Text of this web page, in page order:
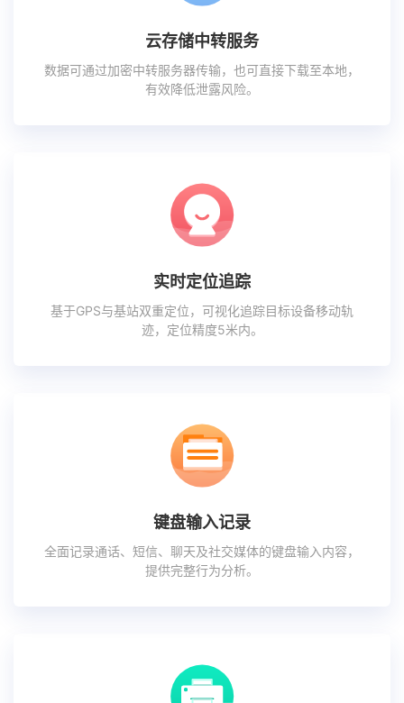
云存储中转服务
数据可通过加密中转服务器传输，也可直接下载至本地，
有效降低泄露风险。
实时定位追踪
基于GPS与基站双重定位，可视化追踪目标设备移动轨
迹，定位精度5米内。
键盘输入记录
全面记录通话、短信、聊天及社交媒体的键盘输入内容，
提供完整行为分析。